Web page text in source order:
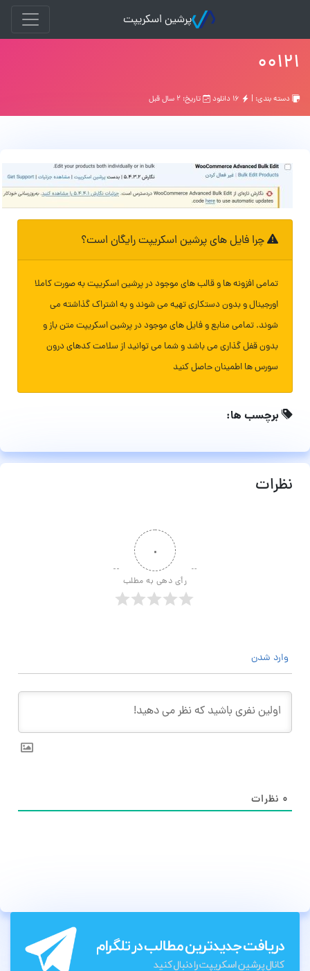
پرشین اسکریپت
۰۰۱۲۱
دسته بندی: | تاریخ: ۲ سال قبل
چرا فایل های پرشین اسکریپت رایگان است؟
تمامی افزونه ها و قالب های موجود در پرشین اسکریپت به صورت کاملا
اورجینال و بدون دستکاری تهیه می شوند و به اشتراک گذاشته می
شوند. تمامی منابع و فایل های موجود در پرشین اسکریپت متن باز و
بدون قفل گذاری می باشد و شما می توانید از سلامت کدهای درون
سورس ها اطمینان حاصل کنید
برچسب ها:
نظرات
۰
رأی دهی به مطلب
وارد شدن
۰ نظرات